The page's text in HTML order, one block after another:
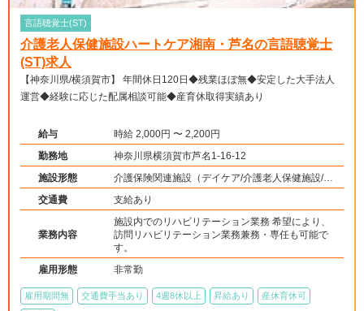
言語聴覚士(ST)
介護老人保健施設ハートケア湘南・芦名の言語聴覚士
(ST)求人
【神奈川県/横須賀市】 年間休日120日◆残業ほぼ無◆安定した大手法人
運営◆経験に応じた配属相談可能◆産育休取得実績あり
給与
時給 2,000円 〜 2,200円
勤務地
神奈川県横須賀市芦名1-16-12
施設形態
介護保険関連施設（デイケア/介護老人保健施設/訪
問看護・リハ）
交通費 支給あり
業務内容
施設内でのリハビリテーション業務 希望により、
訪問リハビリテーション業務兼務・専任も可能で
す。
雇用形態
非常勤
雇用期間無 交通費手当あり 4週8休以上 昇給あり 産休育休可